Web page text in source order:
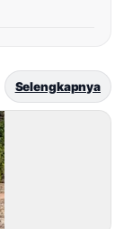
Selengkapnya